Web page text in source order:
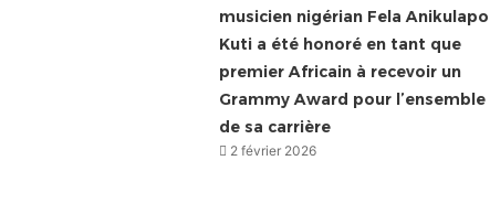
musicien nigérian Fela Anikulapo
Kuti a été honoré en tant que
premier Africain à recevoir un
Grammy Award pour l’ensemble
de sa carrière
2 février 2026